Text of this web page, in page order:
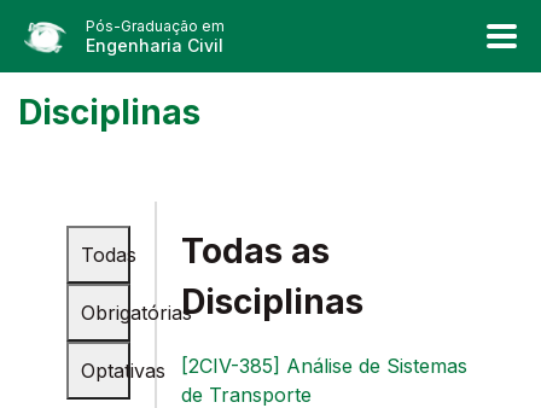
Pós-Graduação em
Engenharia Civil
Disciplinas
Todas
Obrigatórias
Optativas
Todas as
Disciplinas
[2CIV-385] Análise de Sistemas
de Transporte